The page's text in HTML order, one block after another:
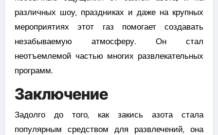
различных шоу, праздниках и даже на крупных
мероприятиях этот газ помогает создавать
незабываемую атмосферу. Он стал
неотъемлемой частью многих развлекательных
программ.
Заключение
Задолго до того, как закись азота стала
популярным средством для развлечений, она